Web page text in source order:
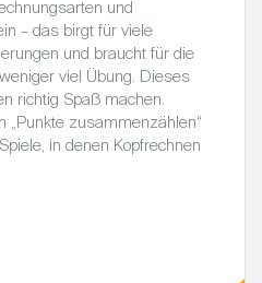
und
– das birgt für viele
und braucht für die
viel Übung. Dieses
richtig Spaß machen.
„Punkte zusammenzählen“
in denen Kopfrechnen